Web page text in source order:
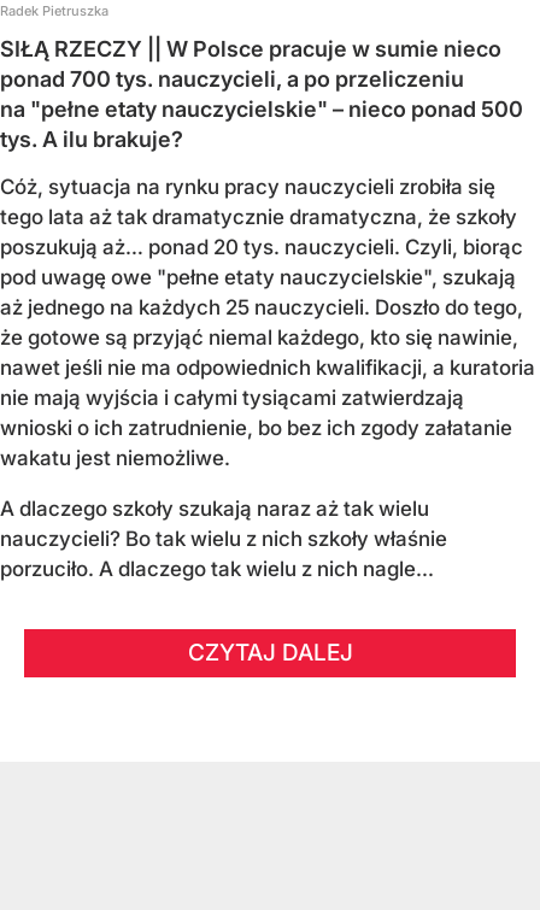
Radek Pietruszka
SIŁĄ RZECZY || W Polsce pracuje w sumie nieco
ponad 700 tys. nauczycieli, a po przeliczeniu
na "pełne etaty nauczycielskie" – nieco ponad 500
tys. A ilu brakuje?
Cóż, sytuacja na rynku pracy nauczycieli zrobiła się
tego lata aż tak dramatycznie dramatyczna, że szkoły
poszukują aż… ponad 20 tys. nauczycieli. Czyli, biorąc
pod uwagę owe "pełne etaty nauczycielskie", szukają
aż jednego na każdych 25 nauczycieli. Doszło do tego,
że gotowe są przyjąć niemal każdego, kto się nawinie,
nawet jeśli nie ma odpowiednich kwalifikacji, a kuratoria
nie mają wyjścia i całymi tysiącami zatwierdzają
wnioski o ich zatrudnienie, bo bez ich zgody załatanie
wakatu jest niemożliwe.
A dlaczego szkoły szukają naraz aż tak wielu
nauczycieli? Bo tak wielu z nich szkoły właśnie
porzuciło. A dlaczego tak wielu z nich nagle...
CZYTAJ DALEJ